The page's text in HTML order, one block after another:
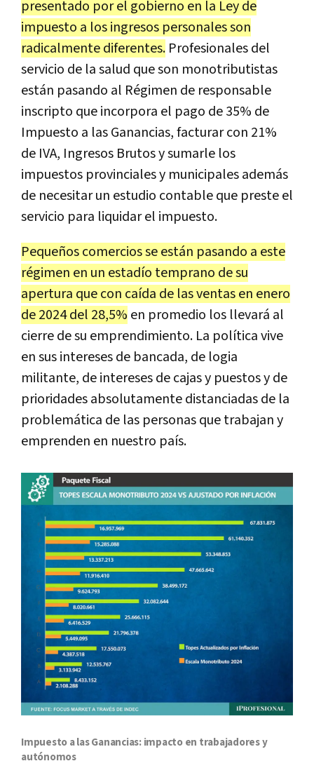
presentado por el gobierno en la Ley de
impuesto a los ingresos personales son
radicalmente diferentes. Profesionales del
servicio de la salud que son monotributistas
están pasando al Régimen de responsable
inscripto que incorpora el pago de 35% de
Impuesto a las Ganancias, facturar con 21%
de IVA, Ingresos Brutos y sumarle los
impuestos provinciales y municipales además
de necesitar un estudio contable que preste el
servicio para liquidar el impuesto.
Pequeños comercios se están pasando a este
régimen en un estadío temprano de su
apertura que con caída de las ventas en enero
de 2024 del 28,5% en promedio los llevará al
cierre de su emprendimiento. La política vive
en sus intereses de bancada, de logia
militante, de intereses de cajas y puestos y de
prioridades absolutamente distanciadas de la
problemática de las personas que trabajan y
emprenden en nuestro país.
Impuesto a las Ganancias: impacto en trabajadores y
autónomos